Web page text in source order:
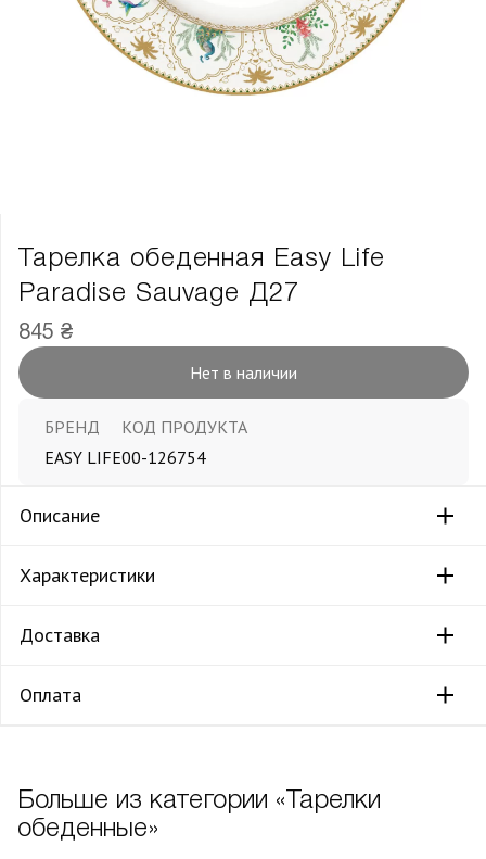
Тарелка обеденная Easy Life
Paradise Sauvage Д27
845 ₴
Нет в наличии
БРЕНД
EASY LIFE
КОД ПРОДУКТА
00-126754
Описание
Характеристики
Доставка
Оплата
Больше из категории «Тарелки
обеденные»